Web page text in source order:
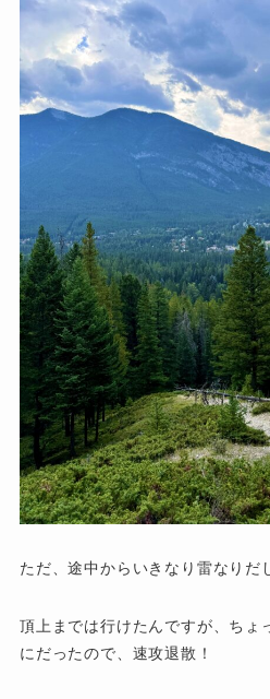
ただ、途中からいきなり雷なりだ
頂上までは行けたんですが、ちょ
にだったので、速攻退散！